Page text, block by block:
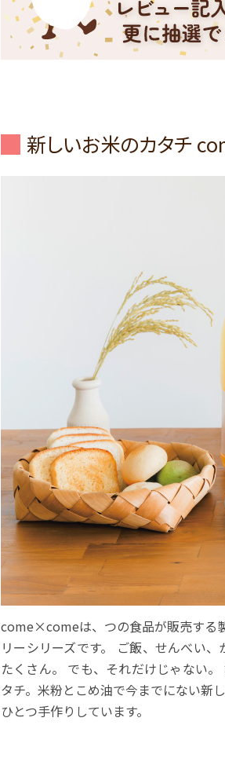
新しいお米のカタチ
come×comeは、つの食品が販売する
リーシリーズです。 ご飯、せんべい
たくさん。 でも、それだけじゃない
タチ。米粉とこめ油で今までにない新
ひとつ手作りしています。